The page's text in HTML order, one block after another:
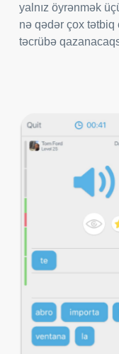
yalnız öyrənmək
nə qədər çox
təcrübə